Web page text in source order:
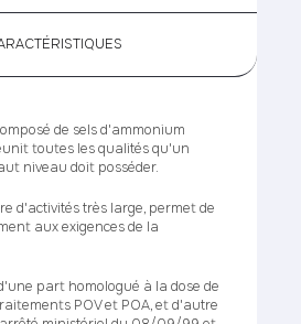
de sels d'ammonium
toutes les qualités qu'un
niveau doit posséder.
d'activités très large, permet de
aux exigences de la
part homologué à la dose de
POV et POA, et d'autre